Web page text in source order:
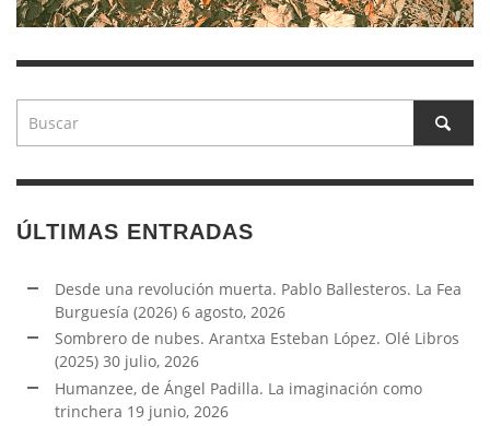
ÚLTIMAS ENTRADAS
Desde una revolución muerta. Pablo Ballesteros. La Fea
Burguesía (2026) 6 agosto, 2026
Sombrero de nubes. Arantxa Esteban López. Olé Libros
(2025) 30 julio, 2026
Humanzee, de Ángel Padilla. La imaginación como
trinchera 19 junio, 2026